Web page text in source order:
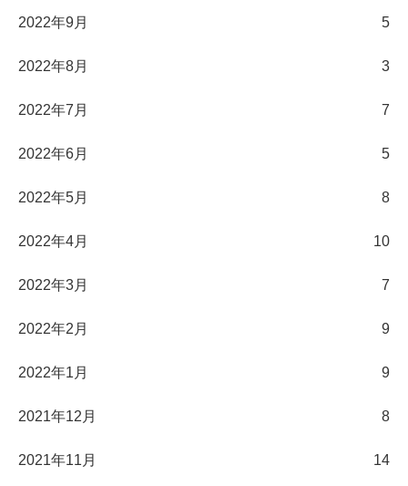
2022年9月 5
2022年8月 3
2022年7月 7
2022年6月 5
2022年5月 8
2022年4月 10
2022年3月 7
2022年2月 9
2022年1月 9
2021年12月 8
2021年11月 14